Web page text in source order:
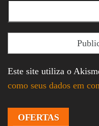
Este site utiliza o
como seus dados em
OFERTAS